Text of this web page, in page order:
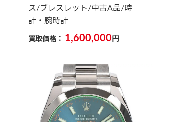
ス/ブレスレット/中古A品/時
計・腕時計
買取価格： 1,600,000 円